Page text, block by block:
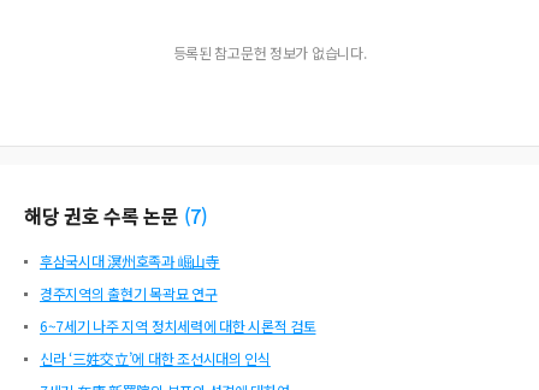
등록된 참고문헌 정보가 없습니다.
해당 권호 수록 논문 (7)
후삼국시대 溟州호족과 崛山寺
경주지역의 출현기 목곽묘 연구
6~7세기 나주 지역 정치세력에 대한 시론적 검토
신라 ‘三姓交立’에 대한 조선시대의 인식